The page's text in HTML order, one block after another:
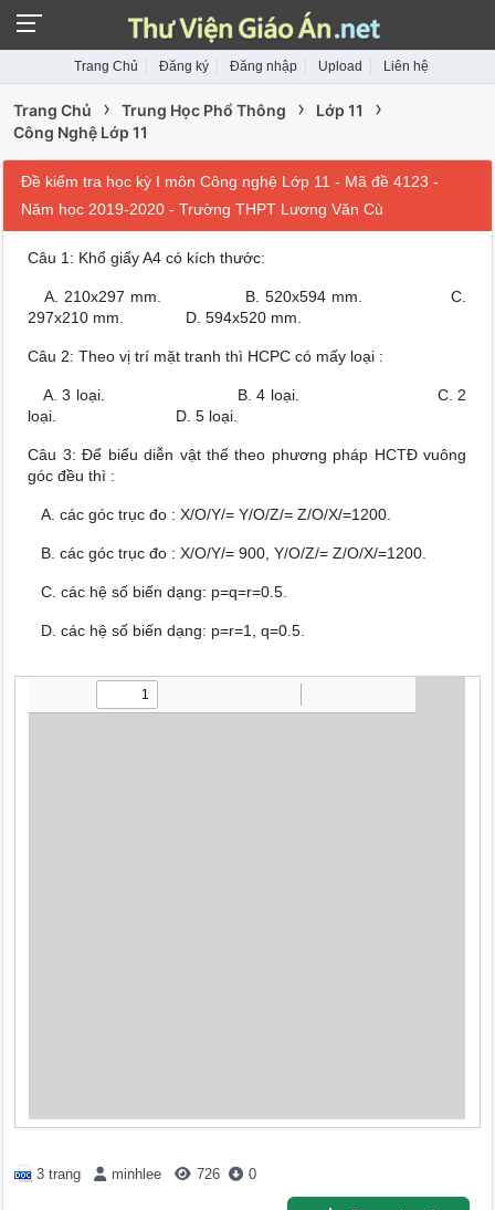
Trang Chủ Đăng ký Đăng nhập Upload Liên hệ
Trang Chủ › Trung Học Phổ Thông › Lớp 11 ›
Công Nghệ Lớp 11
Đề kiểm tra học kỳ I môn Công nghệ Lớp 11 - Mã đề 4123 -
Năm học 2019-2020 - Trường THPT Lương Văn Cù
Câu 1: Khổ giấy A4 có kích thước:
A. 210x297 mm. B. 520x594 mm. C.
297x210 mm. D. 594x520 mm.
Câu 2: Theo vị trí mặt tranh thì HCPC có mấy loại :
A. 3 loại. B. 4 loại. C. 2
loại. D. 5 loại.
Câu 3: Để biểu diễn vật thể theo phương pháp HCTĐ vuông
góc đều thì :
A. các góc trục đo : X/O/Y/= Y/O/Z/= Z/O/X/=1200.
B. các góc trục đo : X/O/Y/= 900, Y/O/Z/= Z/O/X/=1200.
C. các hệ số biến dạng: p=q=r=0.5.
D. các hệ số biến dạng: p=r=1, q=0.5.
3 trang minhlee 726 0